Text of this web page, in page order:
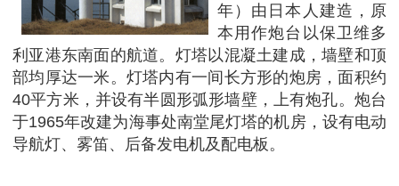
年）由日本人建造，原
本用作炮台以保卫维多
利亚港东南面的航道。灯塔以混凝土建成，墙壁和顶
部均厚达一米。灯塔内有一间长方形的炮房，面积约
40平方米，并设有半圆形弧形墙壁，上有炮孔。炮台
于1965年改建为海事处南堂尾灯塔的机房，设有电动
导航灯、雾笛、后备发电机及配电板。